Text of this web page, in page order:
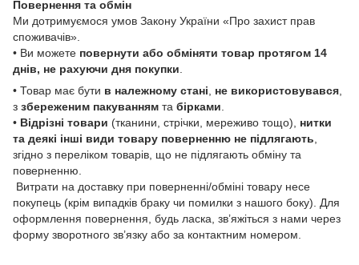
Повернення та обмін
Ми дотримуємося умов Закону України «Про захист прав
споживачів».
• Ви можете повернути або обміняти товар протягом 14
днів, не рахуючи дня покупки
• Товар має бути в належному стані не використовувався
з збереженим пакуванням та бірками
• Відрізні товари (тканини, стрічки, мереживо тощо), нитки
та деякі інші види товару поверненню не підлягають
згідно з переліком товарів, що не підлягають обміну та
поверненню.
Витрати на доставку при поверненні/обміні товару несе
покупець (крім випадків браку чи помилки з нашого боку). Для
оформлення повернення, будь ласка, зв’яжіться з нами через
форму зворотного зв’язку або за контактним номером.